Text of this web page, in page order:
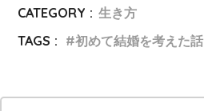
CATEGORY : 生き方
TAGS :
初めて結婚を考えた話